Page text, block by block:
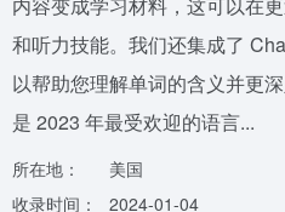
和听力技能。我们还集成了
以帮助您理解单词的含义并更
是 2023 年最受欢迎的语言...
所在地：
美国
收录时间：
2024-01-04